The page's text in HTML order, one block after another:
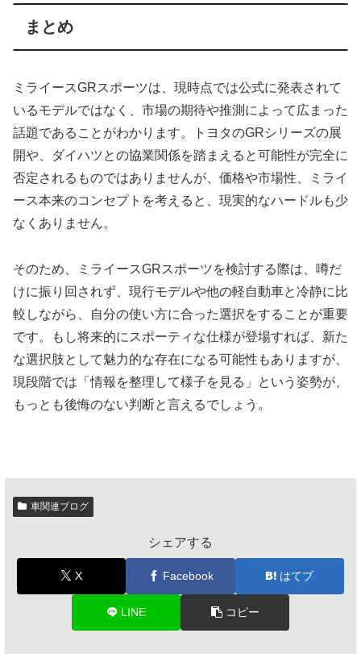
まとめ
ミライースGRスポーツは、現時点では公式に発表されて
いるモデルではなく、市場の期待や推測によって広まった
話題であることがわかります。トヨタのGRシリーズの展
開や、ダイハツとの協業関係を踏まえると可能性が完全に
否定されるものではありませんが、価格や市場性、ミライ
ース本来のコンセプトを考えると、現実的なハードルも少
なくありません。
そのため、ミライースGRスポーツを検討する際は、噂だ
けに振り回されず、現行モデルや他の軽自動車と冷静に比
較しながら、自分の使い方に合った選択をすることが重要
です。もし将来的にスポーティな仕様が登場すれば、新た
な選択肢として魅力的な存在になる可能性もありますが、
現段階では「情報を整理して様子を見る」という姿勢が、
もっとも後悔のない判断と言えるでしょう。
車関連ブログ
シェアする
X Facebook はてブ
LINE コピー